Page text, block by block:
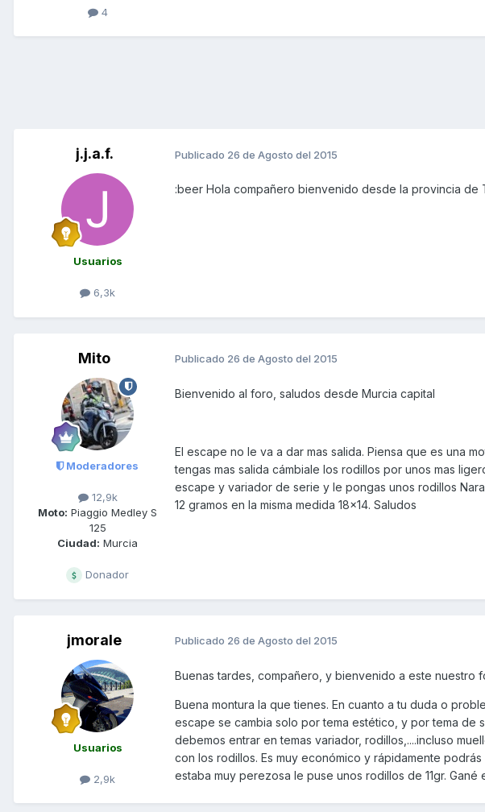
4
j.j.a.f.
Usuarios
6,3k
Publicado 26 de Agosto del 2015
:beer Hola compañero bienvenido desde la provincia de
Mito
Moderadores
12,9k
Moto: Piaggio Medley S
125
Ciudad: Murcia
Donador
Publicado 26 de Agosto del 2015
Bienvenido al foro, saludos desde Murcia capital
El escape no le va a dar mas salida. Piensa que es una
tengas mas salida cámbiale los rodillos por unos mas
escape y variador de serie y le pongas unos rodillos
12 gramos en la misma medida 18x14. Saludos
jmorale
Usuarios
2,9k
Publicado 26 de Agosto del 2015
Buenas tardes, compañero, y bienvenido a este nuestro
Buena montura la que tienes. En cuanto a tu duda o
escape se cambia solo por tema estético, y por tema de
debemos entrar en temas variador, rodillos,....incluso
con los rodillos. Es muy económico y rápidamente
estaba muy perezosa le puse unos rodillos de 11gr.